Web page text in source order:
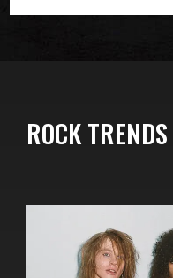
ROCK TRENDS